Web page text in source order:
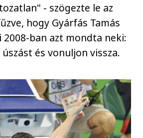
- szögezte le az
hogy Gyárfás Tamás
2008-ban azt mondta neki:
és vonuljon vissza.